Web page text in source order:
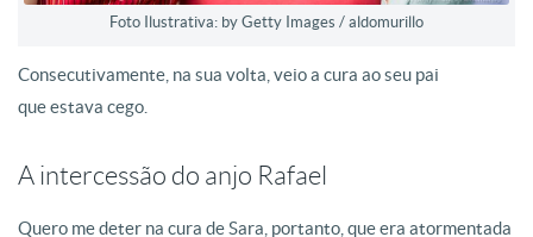
Foto Ilustrativa: by Getty Images / aldomurillo
Consecutivamente, na sua volta, veio a cura ao seu pai
que estava cego.
A intercessão do anjo Rafael
Quero me deter na cura de Sara, portanto, que era atormentada